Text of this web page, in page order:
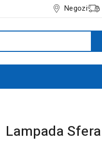
Negozi
Lampada